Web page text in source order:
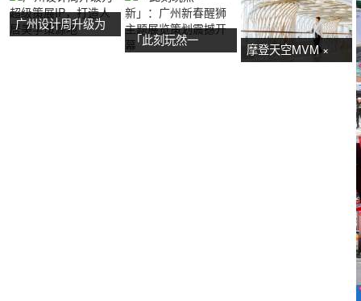
广州设计周升级为
「此刻玩然一
摩登天空MVM ×